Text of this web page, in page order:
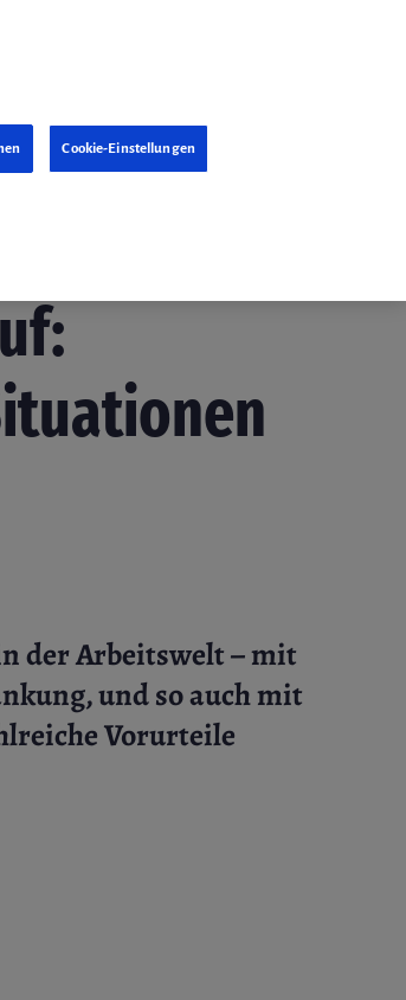
der Arbeitswelt – mit
und so auch mit
Vorurteile
Cookie-Einstellungen